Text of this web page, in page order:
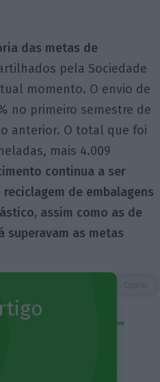
das metas de
pela Sociedade
momento. O envio de
no primeiro semestre de
anterior. O total que foi
mais 4.009
continua a ser
de embalagens
assim como as de
superavam as metas